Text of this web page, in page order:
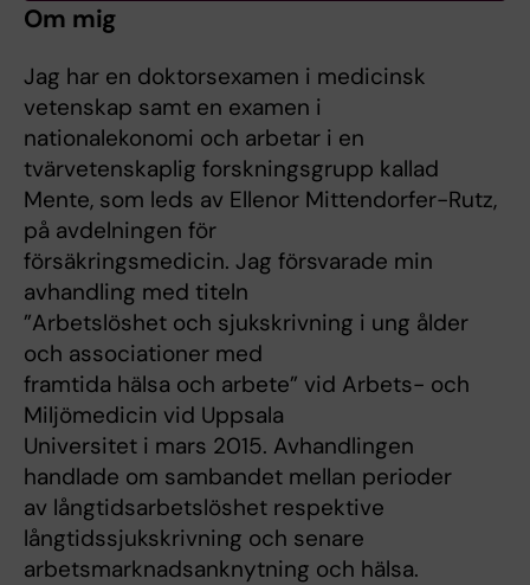
Om mig
Jag har en doktorsexamen i medicinsk
vetenskap samt en examen i
nationalekonomi och arbetar i en
tvärvetenskaplig forskningsgrupp kallad
Mente, som leds av Ellenor Mittendorfer-Rutz,
på avdelningen för
försäkringsmedicin. Jag försvarade min
avhandling med titeln
”Arbetslöshet och sjukskrivning i ung ålder
och associationer med
framtida hälsa och arbete” vid Arbets- och
Miljömedicin vid Uppsala
Universitet i mars 2015. Avhandlingen
handlade om sambandet mellan perioder
av långtidsarbetslöshet respektive
långtidssjukskrivning och senare
arbetsmarknadsanknytning och hälsa.